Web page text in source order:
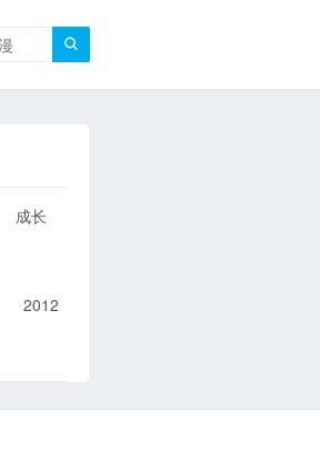

成长
2012